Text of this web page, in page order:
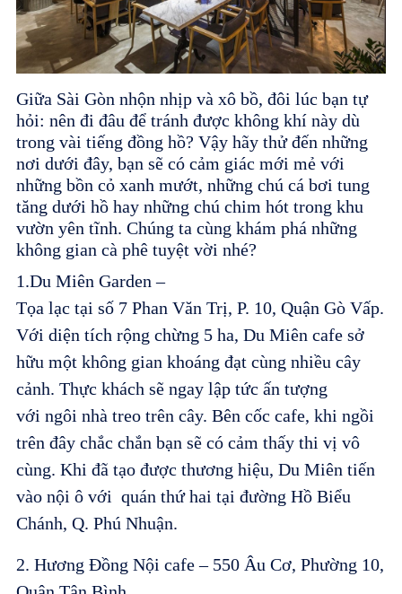
Giữa Sài Gòn nhộn nhịp và xô bồ, đôi lúc bạn tự
hỏi: nên đi đâu để tránh được không khí này dù
trong vài tiếng đồng hồ? Vậy hãy thử đến những
nơi dưới đây, bạn sẽ có cảm giác mới mẻ với
những bồn cỏ xanh mướt, những chú cá bơi tung
tăng dưới hồ hay những chú chim hót trong khu
vườn yên tĩnh. Chúng ta cùng khám phá những
không gian cà phê tuyệt vời nhé?
1.Du Miên Garden –
Tọa lạc tại số 7 Phan Văn Trị, P. 10, Quận Gò Vấp.
Với diện tích rộng chừng 5 ha, Du Miên cafe sở
hữu một không gian khoáng đạt cùng nhiều cây
cảnh. Thực khách sẽ ngay lập tức ấn tượng
với ngôi nhà treo trên cây. Bên cốc cafe, khi ngồi
trên đây chắc chắn bạn sẽ có cảm thấy thi vị vô
cùng. Khi đã tạo được thương hiệu, Du Miên tiến
vào nội ô với quán thứ hai tại đường Hồ Biểu
Chánh, Q. Phú Nhuận.
2. Hương Đồng Nội cafe – 550 Âu Cơ, Phường 10,